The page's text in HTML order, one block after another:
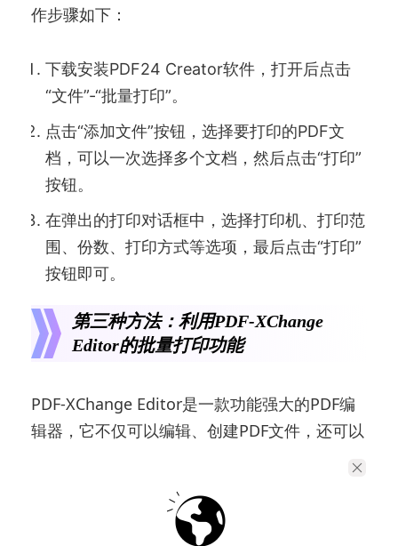
作步骤如下：
下载安装PDF24 Creator软件，打开后点击
“文件”-“批量打印”。
点击“添加文件”按钮，选择要打印的PDF文
档，可以一次选择多个文档，然后点击“打印”
按钮。
在弹出的打印对话框中，选择打印机、打印范
围、份数、打印方式等选项，最后点击“打印”
按钮即可。
第三种方法：利用PDF-XChange
Editor的批量打印功能
PDF-XChange Editor是一款功能强大的PDF编
辑器，它不仅可以编辑、创建PDF文件，还可以
打开PDF-XChange Editor软件，选择“文件”-